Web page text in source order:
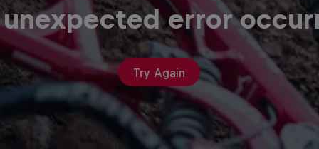
error
Try Again